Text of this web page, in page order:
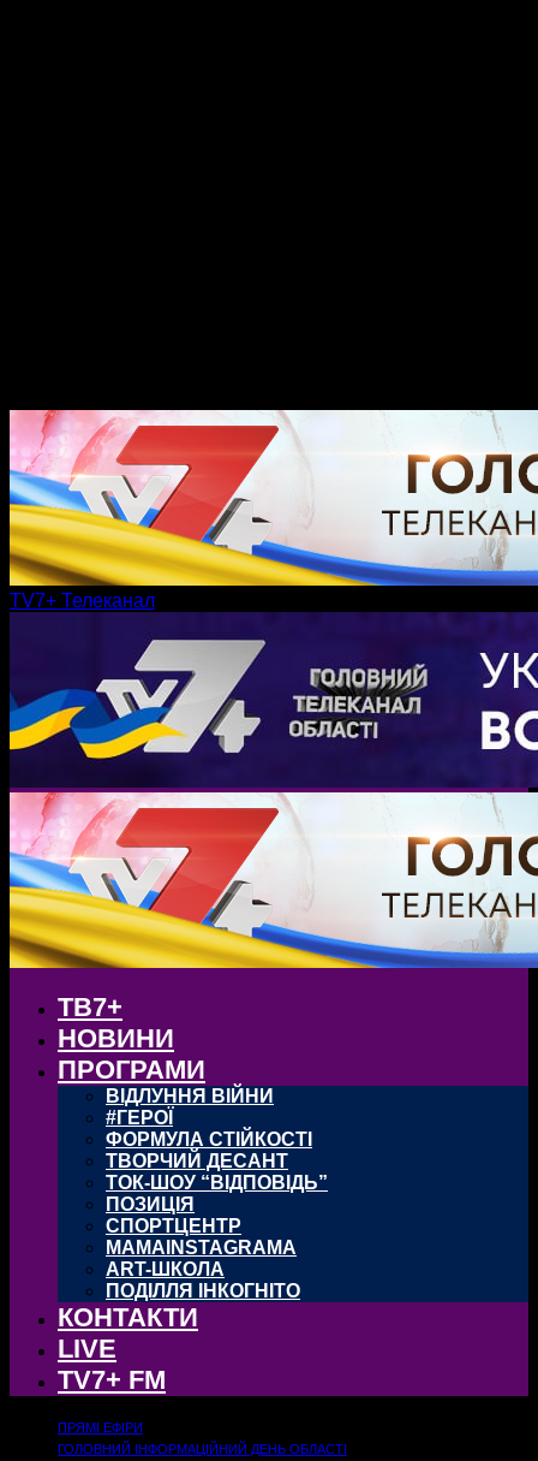
TV7+ Телеканал
ТВ7+
НОВИНИ
ПРОГРАМИ
ВІДЛУННЯ ВІЙНИ
#ГЕРОЇ
ФОРМУЛА СТІЙКОСТІ
ТВОРЧИЙ ДЕСАНТ
ТОК-ШОУ “ВІДПОВІДЬ”
ПОЗИЦІЯ
СПОРТЦЕНТР
MAMAINSTAGRAMA
ART-ШКОЛА
ПОДІЛЛЯ ІНКОГНІТО
КОНТАКТИ
LIVE
TV7+ FM
ПРЯМІ ЕФІРИ
ГОЛОВНИЙ ІНФОРМАЦІЙНИЙ ДЕНЬ ОБЛАСТІ